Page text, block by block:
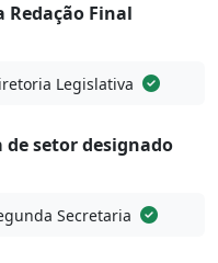
Redação Final
Legislativa
setor designado
Secretaria